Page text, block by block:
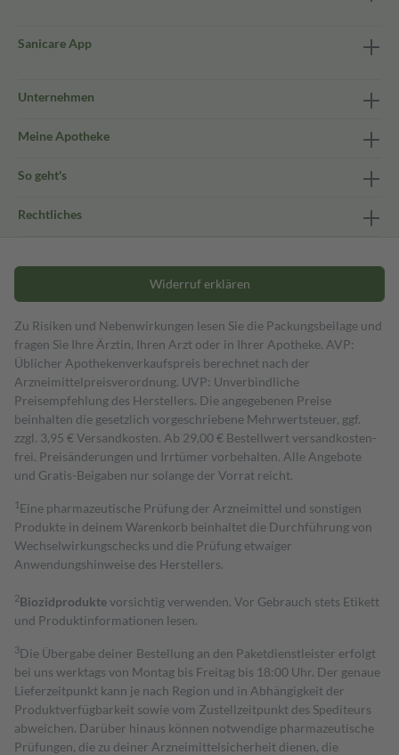
Sanicare App
Unternehmen
Meine Apotheke
So geht's
Rechtliches
Widerruf erklären
Zu Risiken und Nebenwirkungen lesen Sie die Packungsbeilage und
fragen Sie Ihre Ärztin, Ihren Arzt oder in Ihrer Apotheke. AVP:
Üblicher Apothekenverkaufspreis berechnet nach der
Arzneimittelpreisverordnung. UVP: Unverbindliche
Preisempfehlung des Herstellers. Die angegebenen Preise
beinhalten die gesetzlich vorgeschriebene Mehrwertsteuer, ggf.
zzgl. 3,95 € Versandkosten. Ab 29,00 € Bestell­wert versand­kosten­
frei. Preisänderungen und Irrtümer vorbehalten. Alle Angebote
und Gratis-Beigaben nur solange der Vorrat reicht.
1 Eine pharmazeutische Prüfung der Arzneimittel und sonstigen
Produkte in deinem Warenkorb beinhaltet die Durchführung von
Wechselwirkungschecks und die Prüfung etwaiger
Anwendungshinweise des Herstellers.
2Biozidproduktevorsichtig verwenden. Vor Gebrauch stets Etikett
und Produktinformationen lesen.
3Die Übergabe deiner Bestellung an den Paketdienstleister erfolgt
bei uns werktags von Montag bis Freitag bis 18:00 Uhr. Der genaue
Lieferzeitpunkt kann je nach Region und in Abhängigkeit der
Produktverfügbarkeit sowie vom Zustellzeitpunkt des Spediteurs
abweichen. Darüber hinaus können notwendige pharmazeutische
Prüfungen, die zu deiner Arzneimittelsicherheit dienen, die